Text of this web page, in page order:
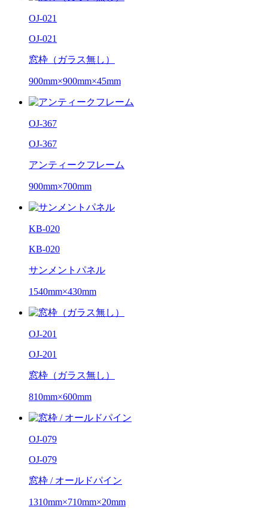
OJ-021
OJ-021
窓枠（ガラス無し）
900mm×900mm×45mm
OJ-367
OJ-367
アンティークフレーム
900mm×700mm
KB-020
KB-020
サンメントパネル
1540mm×430mm
OJ-201
OJ-201
窓枠（ガラス無し）
810mm×600mm
OJ-079
OJ-079
窓枠 / オールドパイン
1310mm×710mm×20mm